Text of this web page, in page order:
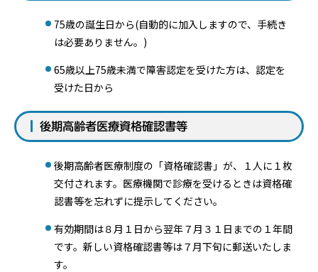
75歳の誕生日から(自動的に加入しますので、手続き
は必要ありません。)
65歳以上75歳未満で障害認定を受けた方は、認定を
受けた日から
後期高齢者医療資格確認書等
後期高齢者医療制度の「資格確認書」が、１人に１枚
交付されます。医療機関で診療を受けるときは資格確
認書等を忘れずに提示してください。
有効期間は８月１日から翌年７月３１日までの１年間
です。新しい資格確認書等は７月下旬に郵送いたしま
す。